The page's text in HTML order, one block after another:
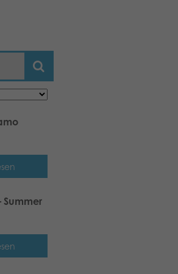
Summer